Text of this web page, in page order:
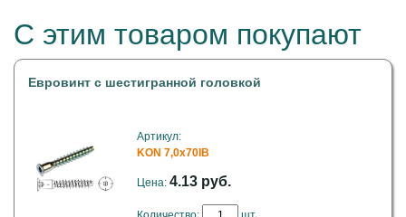
С этим товаром покупают
Евровинт с шестигранной головкой
Артикул:
KON 7,0x70IB
Цена: 4.13 руб.